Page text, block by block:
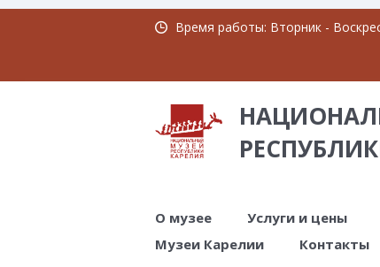
Время работы: Вторник -
О музее Услуги и цены
Музеи Карелии
Контакты